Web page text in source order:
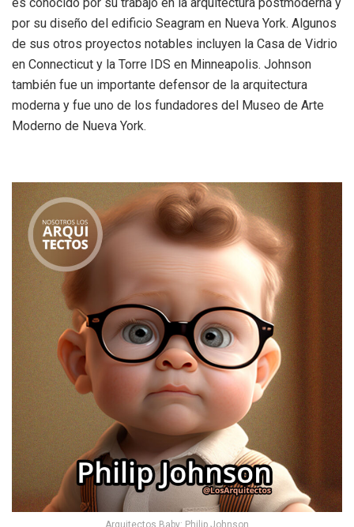
es conocido por su trabajo en la arquitectura postmoderna y
por su diseño del edificio Seagram en Nueva York. Algunos
de sus otros proyectos notables incluyen la Casa de Vidrio
en Connecticut y la Torre IDS en Minneapolis. Johnson
también fue un importante defensor de la arquitectura
moderna y fue uno de los fundadores del Museo de Arte
Moderno de Nueva York.